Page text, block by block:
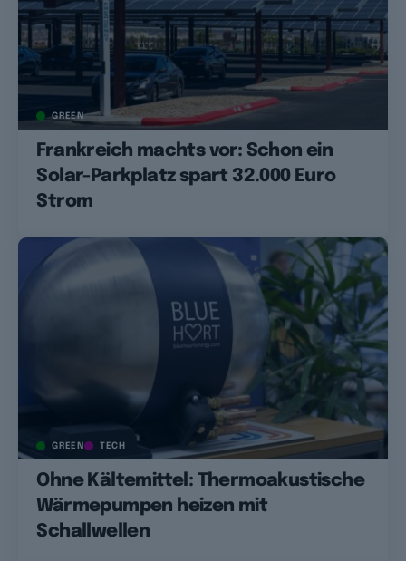
GREEN
Frankreich machts vor: Schon ein
Solar-Parkplatz spart 32.000 Euro
Strom
GREEN TECH
Ohne Kältemittel: Thermoakustische
Wärmepumpen heizen mit
Schallwellen